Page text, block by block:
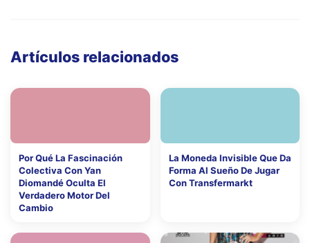
Artículos relacionados
Por Qué La Fascinación
Colectiva Con Yan
Diomandé Oculta El
Verdadero Motor Del
Cambio
La Moneda Invisible Que Da
Forma Al Sueño De Jugar
Con Transfermarkt